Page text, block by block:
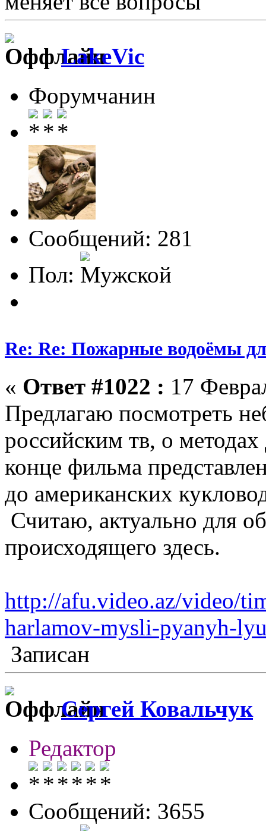
LakeVic
Форумчанин
Сообщений: 281
Пол:
Re: Re: Пожарные водоёмы
« Ответ #1022 : 17
Предлагаю посмотреть
российским тв, о
конце фильма
до американских
Считаю, актуально для
происходящего здесь.
http://afu.video.az/video/
harlamov-mysli-pyanyh-
Записан
Сергей Ковальчук
Редактор
Сообщений: 3655